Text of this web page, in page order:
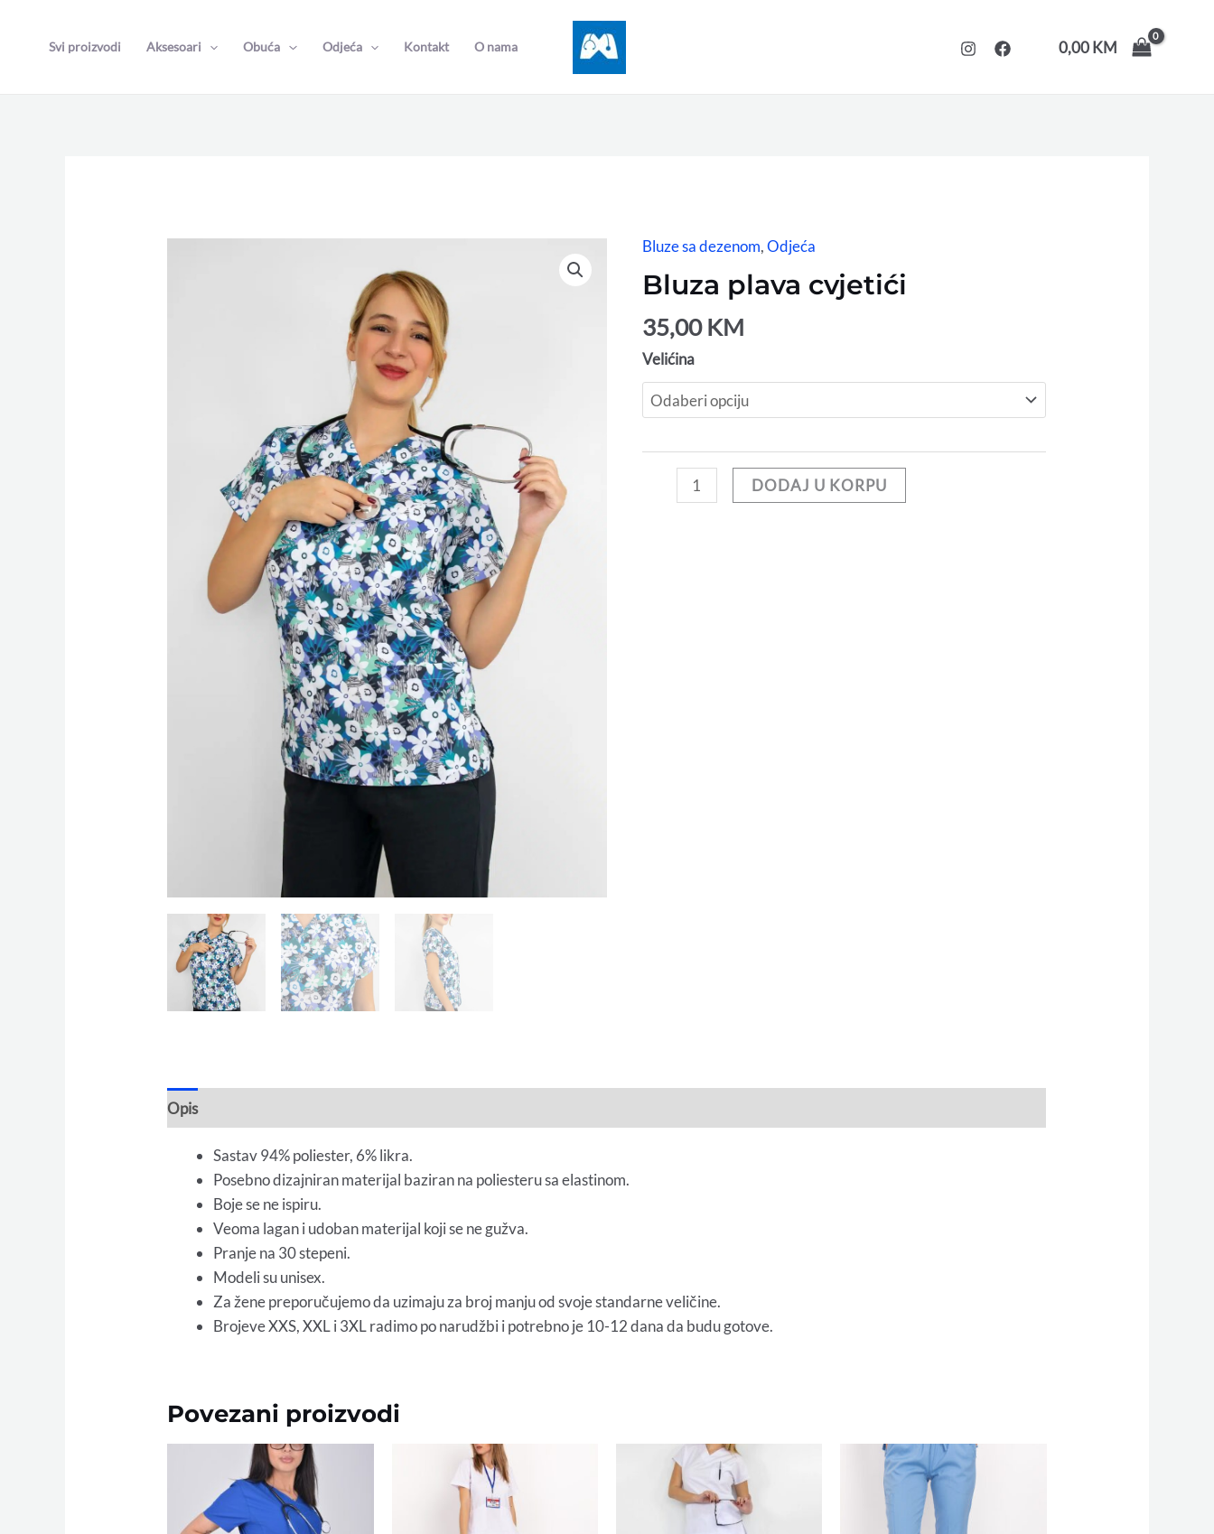
Svi proizvodi Aksesoari Obuća Odjeća Kontakt O nama 0,00KM
Bluze sa dezenom,Odjeća
Bluza plava cvjetići
35,00 KM
Velićina
Bluza
plava
cvjetići
količina
DODAJ U KORPU
Opis
Sastav 94% poliester, 6% likra.
Posebno dizajniran materijal baziran na poliesteru sa elastinom.
Boje se ne ispiru.
Veoma lagan i udoban materijal koji se ne gužva.
Pranje na 30 stepeni.
Modeli su unisex.
Za žene preporučujemo da uzimaju za broj manju od svoje standarne veličine.
Brojeve XXS, XXL i 3XL radimo po narudžbi i potrebno je 10-12 dana da budu gotove.
Povezani proizvodi